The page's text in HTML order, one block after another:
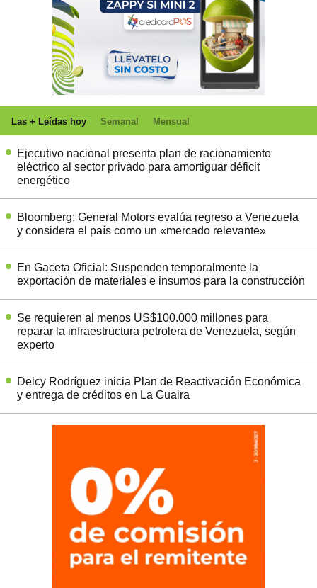
Las + Leídas hoy Semanal Mensual
Ejecutivo nacional presenta plan de racionamiento
eléctrico al sector privado para amortiguar déficit
energético
Bloomberg: General Motors evalúa regreso a Venezuela
y considera el país como un «mercado relevante»
En Gaceta Oficial: Suspenden temporalmente la
exportación de materiales e insumos para la construcción
Se requieren al menos US$100.000 millones para
reparar la infraestructura petrolera de Venezuela, según
experto
Delcy Rodríguez inicia Plan de Reactivación Económica
y entrega de créditos en La Guaira